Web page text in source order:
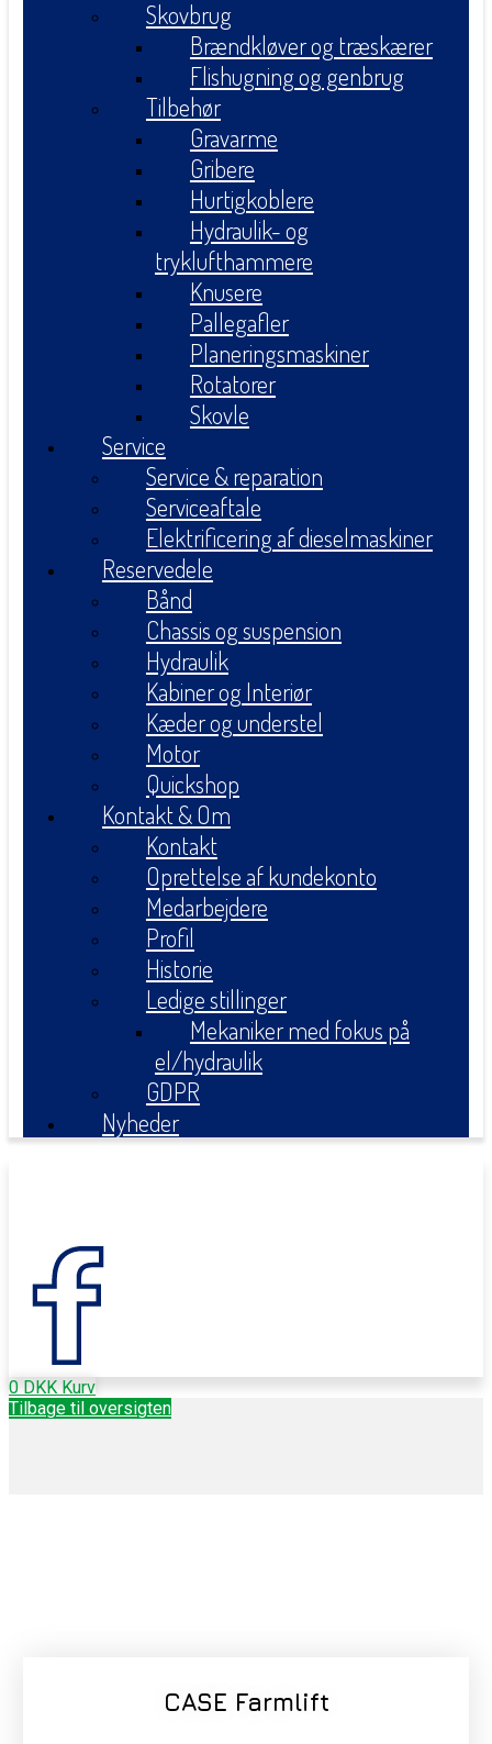
Skovbrug
Brændkløver og træskærer
Flishugning og genbrug
Tilbehør
Gravarme
Gribere
Hurtigkoblere
Hydraulik- og
tryklufthammere
Knusere
Pallegafler
Planeringsmaskiner
Rotatorer
Skovle
Service
Service & reparation
Serviceaftale
Elektrificering af dieselmaskiner
Reservedele
Bånd
Chassis og suspension
Hydraulik
Kabiner og Interiør
Kæder og understel
Motor
Quickshop
Kontakt & Om
Kontakt
Oprettelse af kundekonto
Medarbejdere
Profil
Historie
Ledige stillinger
Mekaniker med fokus på
el/hydraulik
GDPR
Nyheder
0 DKK Kurv
Tilbage til oversigten
CASE Farmlift